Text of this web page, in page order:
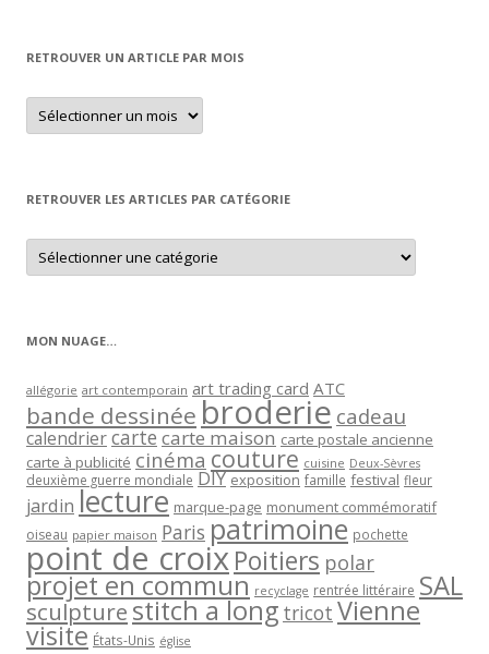
RETROUVER UN ARTICLE PAR MOIS
Retrouver
un
article
RETROUVER LES ARTICLES PAR CATÉGORIE
Retrouver
les
articles
MON NUAGE…
allégorie art contemporain art trading card ATC
bande dessinée broderie cadeau
calendriercartecarte maison carte postale ancienne
carte à publicité cinéma couture cuisine Deux-Sèvres
deuxième guerre mondiale DIY exposition famille festival fleur
jardin lecture marque-page monument commémoratif
oiseau papier maison Paris patrimoine pochette
point de croixPoitiers polar
projet en commun recyclage rentrée littéraire SAL
sculpturestitch a long tricot Vienne
visite États-Unis église